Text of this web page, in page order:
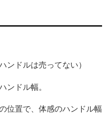
ンドルは売ってない）
ンドル幅。
位置で、体感のハンドル幅